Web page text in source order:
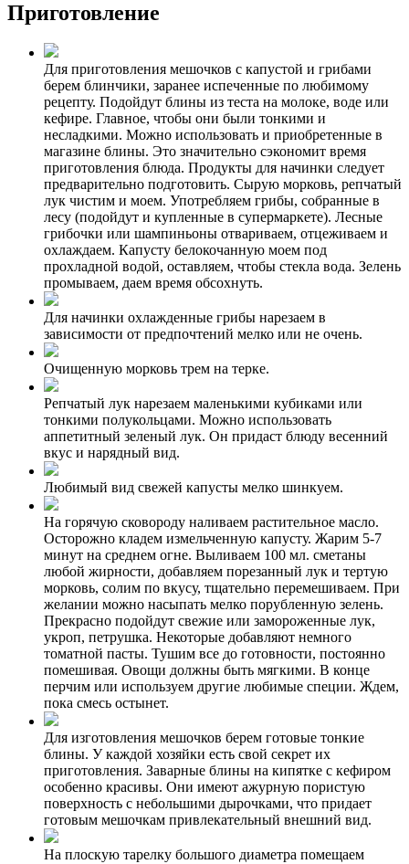
Приготовление
Для приготовления мешочков с капустой и грибами
берем блинчики, заранее испеченные по любимому
рецепту. Подойдут блины из теста на молоке, воде или
кефире. Главное, чтобы они были тонкими и
несладкими. Можно использовать и приобретенные в
магазине блины. Это значительно сэкономит время
приготовления блюда. Продукты для начинки следует
предварительно подготовить. Сырую морковь, репчатый
лук чистим и моем. Употребляем грибы, собранные в
лесу (подойдут и купленные в супермаркете). Лесные
грибочки или шампиньоны отвариваем, отцеживаем и
охлаждаем. Капусту белокочанную моем под
прохладной водой, оставляем, чтобы стекла вода. Зелень
промываем, даем время обсохнуть.
Для начинки охлажденные грибы нарезаем в
зависимости от предпочтений мелко или не очень.
Очищенную морковь трем на терке.
Репчатый лук нарезаем маленькими кубиками или
тонкими полукольцами. Можно использовать
аппетитный зеленый лук. Он придаст блюду весенний
вкус и нарядный вид.
Любимый вид свежей капусты мелко шинкуем.
На горячую сковороду наливаем растительное масло.
Осторожно кладем измельченную капусту. Жарим 5-7
минут на среднем огне. Выливаем 100 мл. сметаны
любой жирности, добавляем порезанный лук и тертую
морковь, солим по вкусу, тщательно перемешиваем. При
желании можно насыпать мелко порубленную зелень.
Прекрасно подойдут свежие или замороженные лук,
укроп, петрушка. Некоторые добавляют немного
томатной пасты. Тушим все до готовности, постоянно
помешивая. Овощи должны быть мягкими. В конце
перчим или используем другие любимые специи. Ждем,
пока смесь остынет.
Для изготовления мешочков берем готовые тонкие
блины. У каждой хозяйки есть свой секрет их
приготовления. Заварные блины на кипятке с кефиром
особенно красивы. Они имеют ажурную пористую
поверхность с небольшими дырочками, что придает
готовым мешочкам привлекательный внешний вид.
На плоскую тарелку большого диаметра помещаем